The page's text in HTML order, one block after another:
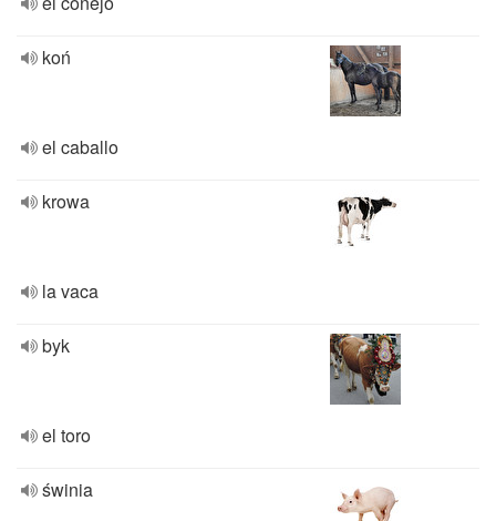
koń
el caballo
krowa
la vaca
byk
el toro
świnia